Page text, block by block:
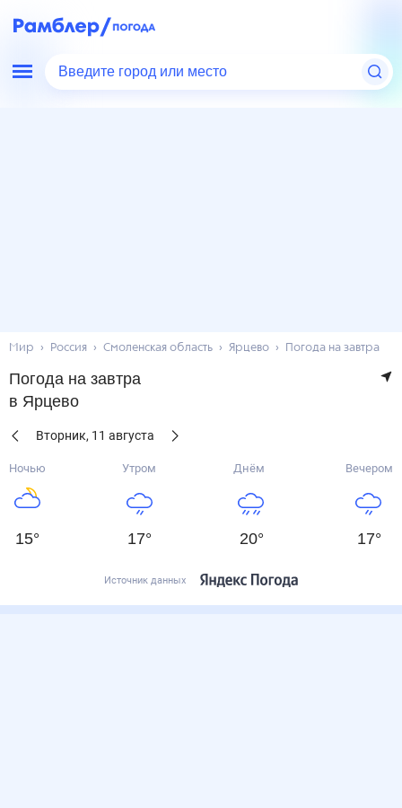
Введите город или место
Мир Россия Смоленская область Ярцево Погода на завтра
Погода на завтра
в Ярцево
Вторник, 11 августа
Ночью
15°
Утром
17°
Днём
20°
Вечером
17°
Источник данных